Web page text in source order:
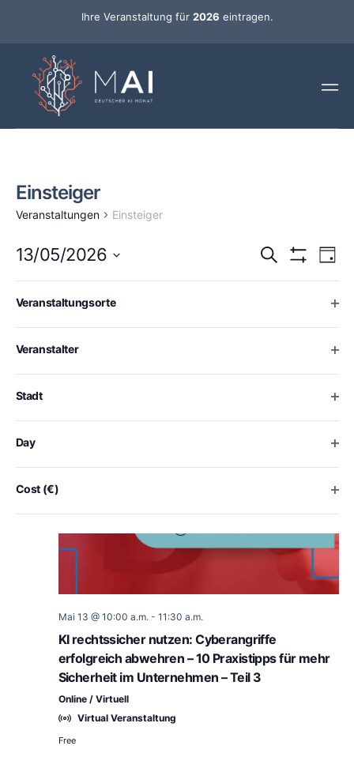
Ihre Veranstaltung für 2026 eintragen.
Einsteiger
Veranstaltungen Einsteiger
Such-
Suche Tag
13/05/2026
any
form
inputs
cause
the
list
events
to
Veranstaltungsorte
Veranstalter
Stadt
Day
Cost (€)
Mai 13 @ 10:00 a.m.- 11:30 a.m.
KI rechtssicher nutzen: Cyberangriffe
erfolgreich abwehren – 10 Praxistipps für mehr
Sicherheit im Unternehmen – Teil 3
Online / Virtuell
Virtual Veranstaltung
Free